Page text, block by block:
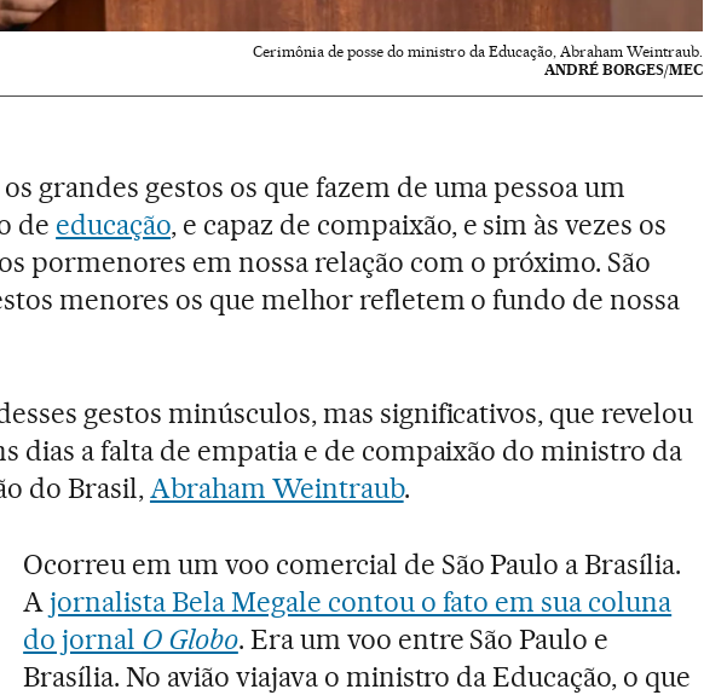
Cerimônia de posse do ministro da Educação, Abraham Weintraub.
ANDRÉ BORGES/MEC
os grandes gestos os que fazem de uma pessoa um
de educação, e capaz de compaixão, e sim às vezes os
pormenores em nossa relação com o próximo. São
menores os que melhor refletem o fundo de nossa
gestos minúsculos, mas significativos, que revelou
dias a falta de empatia e de compaixão do ministro da
do Brasil,Abraham Weintraub.
Ocorreu em um voo comercial de São Paulo a Brasília.
Ajornalista Bela Megale contou o fato em sua coluna
do jornal O Globo. Era um voo entre São Paulo e
Brasília. No avião viajava o ministro da Educação, o que